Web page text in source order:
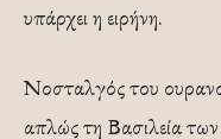
υπάρχει η ειρήνη.
Νοσταλγός του
απλώς τη Βασιλεία